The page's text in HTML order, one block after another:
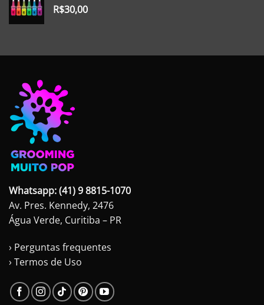
R$30,00
Whatsapp: (41) 9 8815-1070
Av. Pres. Kennedy, 2476
Água Verde, Curitiba – PR
› Perguntas frequentes
› Termos de Uso